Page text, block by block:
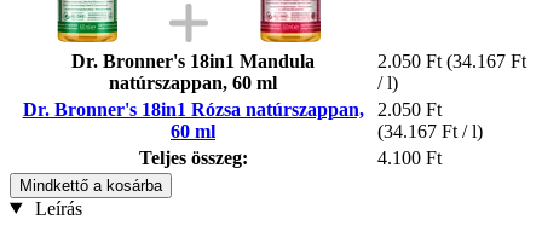
Dr. Bronner's 18in1 Mandula
natúrszappan, 60 ml
2.050 Ft (34.167 Ft
/ l)
Dr. Bronner's 18in1 Rózsa natúrszappan,
60 ml
2.050 Ft
(34.167 Ft / l)
Teljes összeg:
4.100 Ft
Mindkettő a kosárba
Leírás